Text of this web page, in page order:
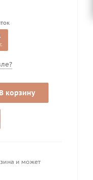
В корзину
и может